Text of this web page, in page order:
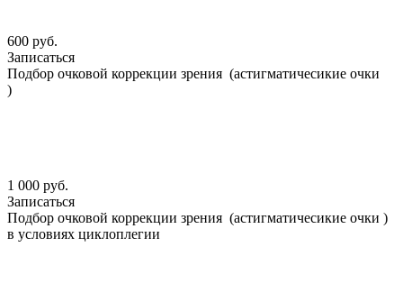
600 руб.
Записаться
Подбор очковой коррекции зрения (астигматичесикие очки
)
1 000 руб.
Записаться
Подбор очковой коррекции зрения (астигматичесикие очки )
в условиях циклоплегии